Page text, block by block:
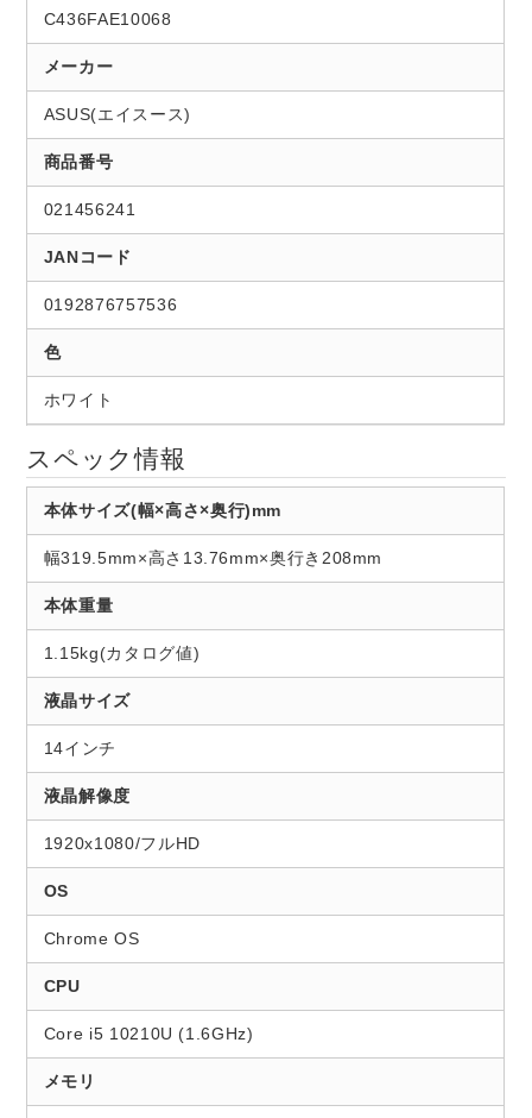
C436FAE10068
メーカー
ASUS(エイスース)
商品番号
021456241
JANコード
0192876757536
色
ホワイト
スペック情報
本体サイズ(幅×高さ×奥行)mm
幅319.5mm×高さ13.76mm×奥行き208mm
本体重量
1.15kg(カタログ値)
液晶サイズ
14インチ
液晶解像度
1920x1080/フルHD
OS
Chrome OS
CPU
Core i5 10210U (1.6GHz)
メモリ